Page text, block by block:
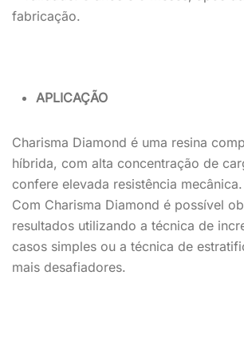
fabricação.
APLICAÇÃO
Charisma Diamond é uma resina
híbrida, com alta concentração de
confere elevada resistência mecânica.
Com Charisma Diamond é possível
resultados utilizando a técnica de
casos simples ou a técnica de
mais desafiadores.